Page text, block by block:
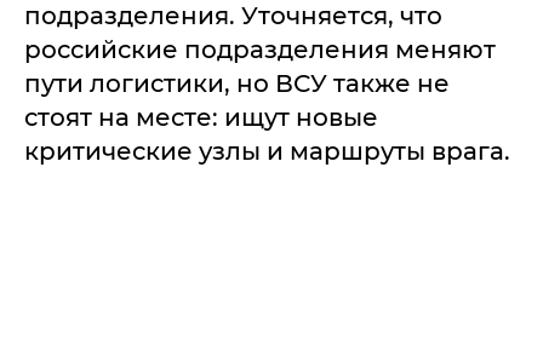
подразделения. Уточняется, что
российские подразделения меняют
пути логистики, но ВСУ также не
стоят на месте: ищут новые
критические узлы и маршруты врага.